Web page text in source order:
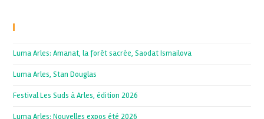
Luma Arles: Amanat, la forêt sacrée, Saodat Ismailova
Luma Arles, Stan Douglas
Festival Les Suds à Arles, édition 2026
Luma Arles: Nouvelles expos été 2026